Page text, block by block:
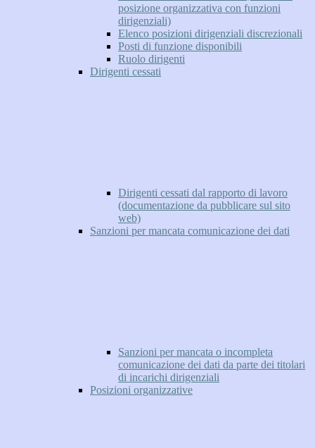
posizione organizzativa con funzioni
dirigenziali)
Elenco posizioni dirigenziali discrezionali
Posti di funzione disponibili
Ruolo dirigenti
Dirigenti cessati
Dirigenti cessati dal rapporto di lavoro
(documentazione da pubblicare sul sito
web)
Sanzioni per mancata comunicazione dei dati
Sanzioni per mancata o incompleta
comunicazione dei dati da parte dei titolari
di incarichi dirigenziali
Posizioni organizzative